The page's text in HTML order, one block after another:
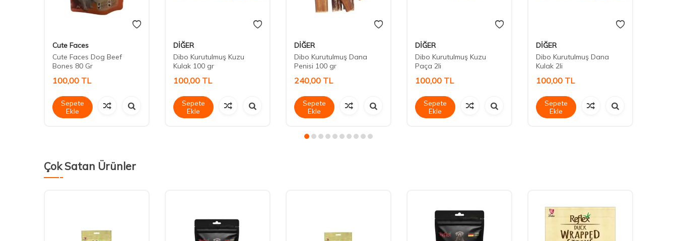
Cute Faces
Cute Faces Dog Beef
Bones 80 Gr
100,00 TL
Sepete
Ekle
DİĞER
Dibo Kurutulmuş Kuzu
Kulak 100 gr
100,00 TL
Sepete
Ekle
DİĞER
Dibo Kurutulmuş Dana
Penisi 100 gr
240,00 TL
Sepete
Ekle
DİĞER
Dibo Kurutulmuş Kuzu
Paça 2li
100,00 TL
Sepete
Ekle
DİĞER
Dibo Kurutulmuş Dana
Kulak 2li
100,00 TL
Sepete
Ekle
Çok Satan Ürünler